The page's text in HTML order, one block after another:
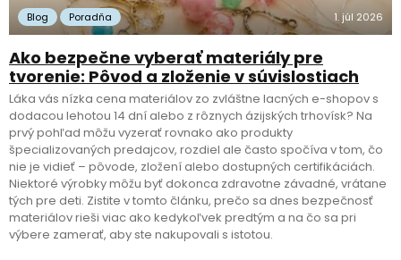
Blog Poradňa 1. júl 2026
Ako bezpečne vyberať materiály pre
tvorenie: Pôvod a zloženie v súvislostiach
Láka vás nízka cena materiálov zo zvláštne lacných e-shopov s
dodacou lehotou 14 dní alebo z rôznych ázijských trhovísk? Na
prvý pohľad môžu vyzerať rovnako ako produkty
špecializovaných predajcov, rozdiel ale často spočíva v tom, čo
nie je vidieť – pôvode, zložení alebo dostupných certifikáciách.
Niektoré výrobky môžu byť dokonca zdravotne závadné, vrátane
tých pre deti. Zistite v tomto článku, prečo sa dnes bezpečnosť
materiálov rieši viac ako kedykoľvek predtým a na čo sa pri
výbere zamerať, aby ste nakupovali s istotou.